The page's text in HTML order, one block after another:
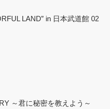
LAND” in 日本武道館 02
～君に秘密を教えよう～